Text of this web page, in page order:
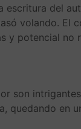
escritura del
volando. El
y potencial no
son
quedando en